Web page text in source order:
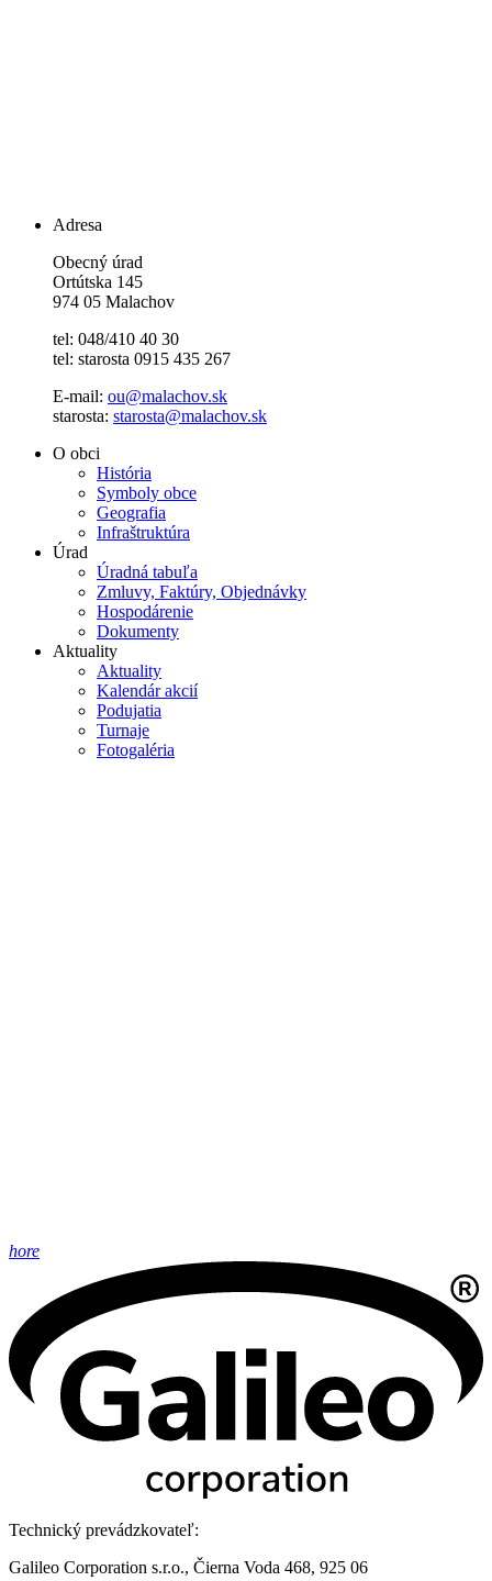
Adresa
Obecný úrad
Ortútska 145
974 05 Malachov
tel: 048/410 40 30
tel: starosta 0915 435 267
E-mail: ou@malachov.sk
starosta: starosta@malachov.sk
O obci
História
Symboly obce
Geografia
Infraštruktúra
Úrad
Úradná tabuľa
Zmluvy, Faktúry, Objednávky
Hospodárenie
Dokumenty
Aktuality
Aktuality
Kalendár akcií
Podujatia
Turnaje
Fotogaléria
hore
Technický prevádzkovateľ:
Galileo Corporation s.r.o., Čierna Voda 468, 925 06